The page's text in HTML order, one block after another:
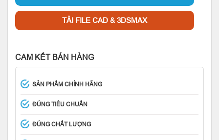
TẢI FILE CAD & 3DSMAX
CAM KẾT BÁN HÀNG
SẢN PHẨM CHÍNH HÃNG
ĐÚNG TIÊU CHUẨN
ĐÚNG CHẤT LƯỢNG